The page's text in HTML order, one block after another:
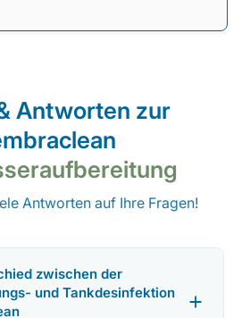
Antworten zur
Antworten auf Ihre Fragen!
zwischen der
und Tankdesinfektion